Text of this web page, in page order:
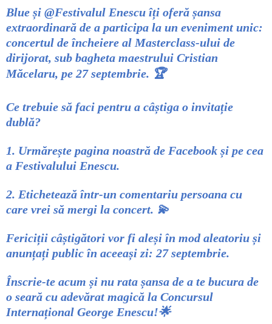
Blue și @Festivalul Enescu îți oferă șansa
extraordinară de a participa la un eveniment unic:
concertul de încheiere al Masterclass-ului de
dirijorat, sub bagheta maestrului Cristian
Măcelaru, pe 27 septembrie. 🏆
Ce trebuie să faci pentru a câștiga o invitație
dublă?
1. Urmărește pagina noastră de Facebook și pe cea
a Festivalului Enescu.
2. Etichetează într-un comentariu persoana cu
care vrei să mergi la concert. 💫
Fericiții câștigători vor fi aleși în mod aleatoriu și
anunțați public în aceeași zi: 27 septembrie.
Înscrie-te acum și nu rata șansa de a te bucura de
o seară cu adevărat magică la Concursul
Internațional George Enescu!🌟